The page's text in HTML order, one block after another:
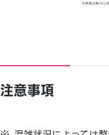
注意事項